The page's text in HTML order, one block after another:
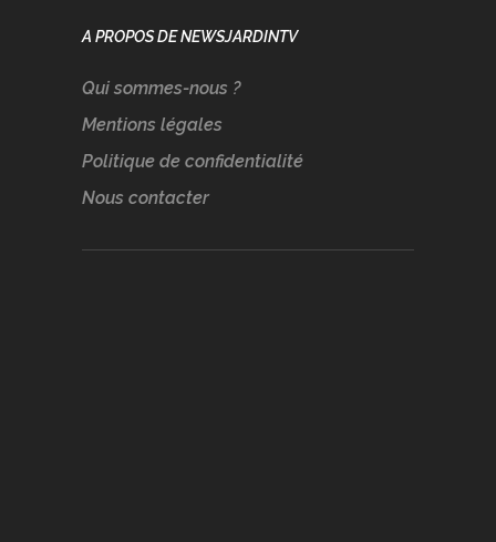
A PROPOS DE NEWSJARDINTV
Qui sommes-nous ?
Mentions légales
Politique de confidentialité
Nous contacter